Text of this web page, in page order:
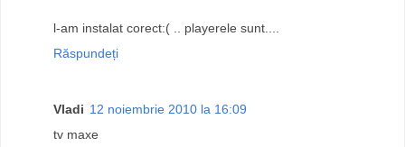
l-am instalat corect:( .. playerele sunt....
Răspundeți
Vladi 12 noiembrie 2010 la 16:09
tv maxe